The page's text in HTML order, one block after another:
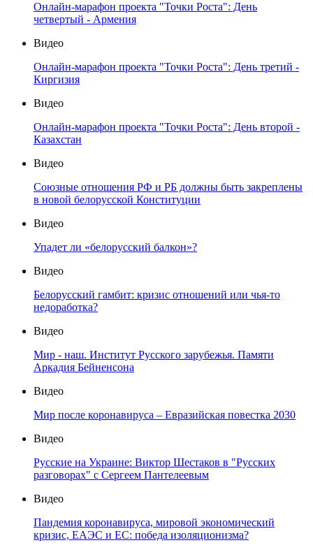
Онлайн-марафон проекта "Точки Роста": День
четвертый - Армения
Видео
Онлайн-марафон проекта "Точки Роста": День третий -
Киргизия
Видео
Онлайн-марафон проекта "Точки Роста": День второй -
Казахстан
Видео
Союзные отношения РФ и РБ должны быть закреплены
в новой белорусской Конституции
Видео
Упадет ли «белорусский балкон»?
Видео
Белорусский гамбит: кризис отношений или чья-то
недоработка?
Видео
Мир - наш. Институт Русского зарубежья. Памяти
Аркадия Бейненсона
Видео
Мир после коронавируса – Евразийская повестка 2030
Видео
Русские на Украине: Виктор Шестаков в "Русских
разговорах" с Сергеем Пантелеевым
Видео
Пандемия коронавируса, мировой экономический
кризис, ЕАЭС и ЕС: победа изоляционизма?